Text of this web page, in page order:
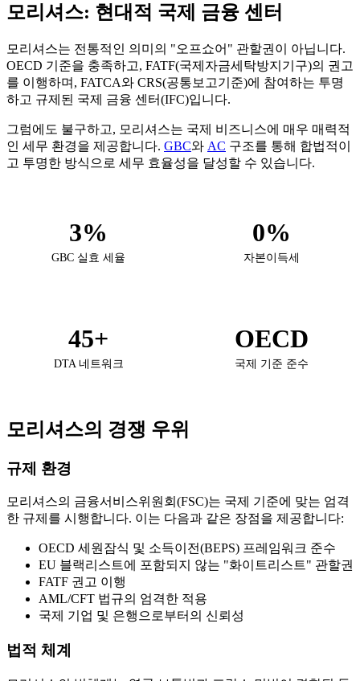
모리셔스: 현대적 국제 금융 센터
모리셔스는 전통적인 의미의 "오프쇼어" 관할권이 아닙니다.
OECD 기준을 충족하고, FATF(국제자금세탁방지기구)의 권고
를 이행하며, FATCA와 CRS(공통보고기준)에 참여하는 투명
하고 규제된 국제 금융 센터(IFC)입니다.
그럼에도 불구하고, 모리셔스는 국제 비즈니스에 매우 매력적
인 세무 환경을 제공합니다. GBC와 AC 구조를 통해 합법적이
고 투명한 방식으로 세무 효율성을 달성할 수 있습니다.
3%
GBC 실효 세율
0%
자본이득세
45+
DTA 네트워크
OECD
국제 기준 준수
모리셔스의 경쟁 우위
규제 환경
모리셔스의 금융서비스위원회(FSC)는 국제 기준에 맞는 엄격
한 규제를 시행합니다. 이는 다음과 같은 장점을 제공합니다:
OECD 세원잠식 및 소득이전(BEPS) 프레임워크 준수
EU 블랙리스트에 포함되지 않는 "화이트리스트" 관할권
FATF 권고 이행
AML/CFT 법규의 엄격한 적용
국제 기업 및 은행으로부터의 신뢰성
법적 체계